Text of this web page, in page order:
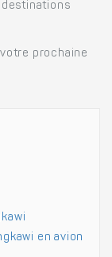
destinations
prochaine
en avion